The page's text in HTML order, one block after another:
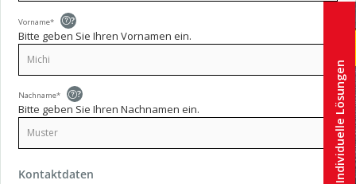
Vorname* ?
Bitte geben Sie Ihren Vornamen ein.
Nachname* ?
Bitte geben Sie Ihren Nachnamen ein.
Kontaktdaten Individuelle Lösungen